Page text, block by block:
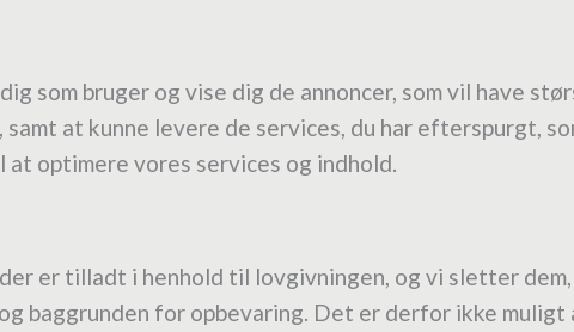
som bruger og vise dig de annoncer, som vil have
at kunne levere de services, du har efterspurgt,
optimere vores services og indhold.
er tilladt i henhold til lovgivningen, og vi sletter
baggrunden for opbevaring. Det er derfor ikke muligt